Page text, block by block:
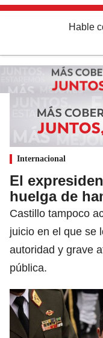
Hable
Internacional
El
huelga de
Castillo tampoco
juicio en el que se
autoridad y grave
pública.